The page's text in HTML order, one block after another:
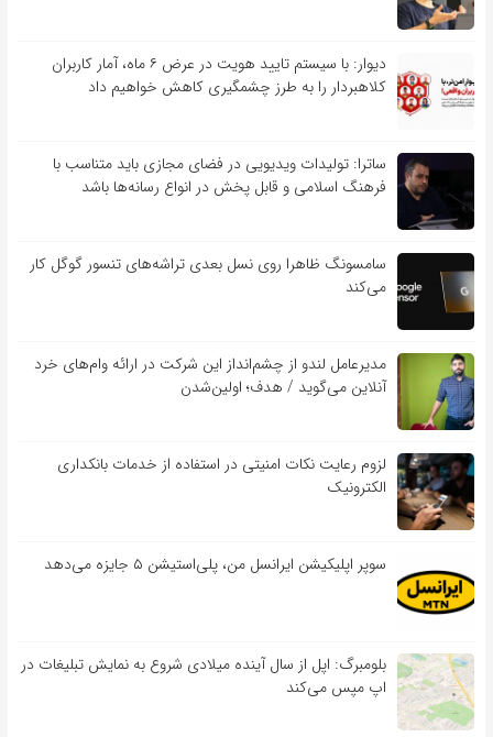
دیوار: با سیستم تایید هویت در عرض ۶ ماه، آمار کاربران
کلاهبردار را به طرز چشمگیری کاهش خواهیم داد
ساترا: تولیدات ویدیویی در فضای مجازی باید متناسب با
فرهنگ اسلامی و قابل پخش در انواع رسانه‌ها باشد
سامسونگ ظاهرا روی نسل بعدی تراشه‌های تنسور گوگل کار
می‌کند
مدیرعامل لندو از چشم‌انداز این شرکت در ارائه وام‌های خرد
آنلاین می‌گوید / هدف؛ اولین‌شدن
لزوم رعایت نکات امنیتی در استفاده از خدمات بانکداری
الکترونیک
سوپر اپلیکیشن ایرانسل من، پلی‌استیشن ۵ جایزه می‌دهد
بلومبرگ: اپل از سال آینده میلادی شروع به نمایش تبلیغات در
اپ مپس می‌کند